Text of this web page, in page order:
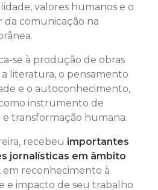
valores humanos e o
comunicação na
se à produção de obras
literatura, o pensamento
e o autoconhecimento,
instrumento de
e transformação humana.
recebeu importantes
jornalísticas em âmbito
, em reconhecimento à
e impacto de seu trabalho